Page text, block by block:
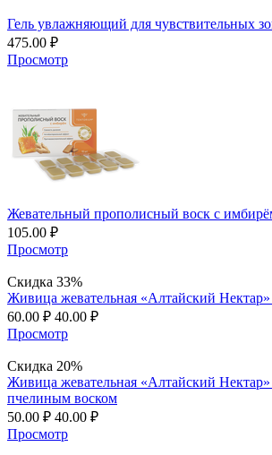
Гель увлажняющий для чувствительных
475.00 ₽
Просмотр
Жевательный прополисный воск с
105.00 ₽
Просмотр
Скидка 33%
Живица жевательная «Алтайский Нектар»
60.00 ₽ 40.00 ₽
Просмотр
Скидка 20%
Живица жевательная «Алтайский Нектар»
пчелиным воском
50.00 ₽ 40.00 ₽
Просмотр